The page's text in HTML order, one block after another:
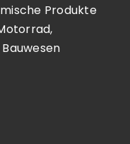
Produkte